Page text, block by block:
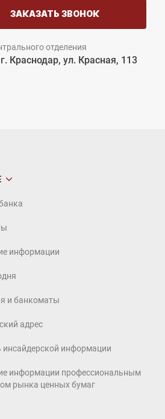
ЗАКАЗАТЬ ЗВОНОК
отделения
Краснодар, ул. Красная, 113
информации
и банкоматы
адрес
инсайдерской информации
информации профессиональным
рынка ценных бумаг